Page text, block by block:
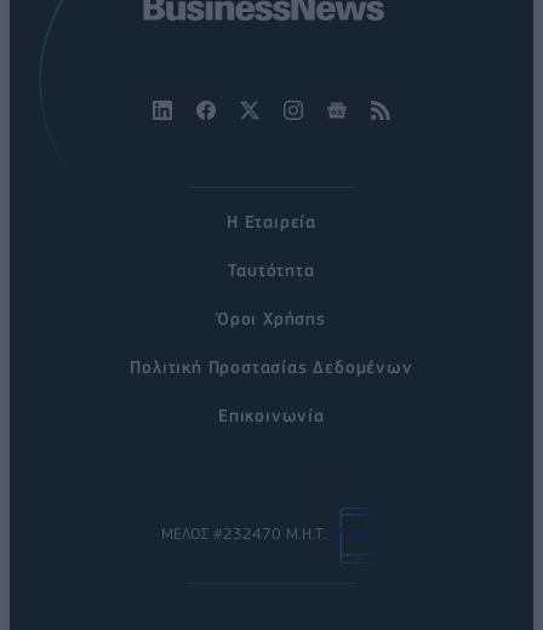
Η Εταιρεία
Ταυτότητα
Όροι Χρήσης
Πολιτική Προστασίας Δεδομένων
Επικοινωνία
ΜΕΛΟΣ #232470 Μ.Η.Τ.